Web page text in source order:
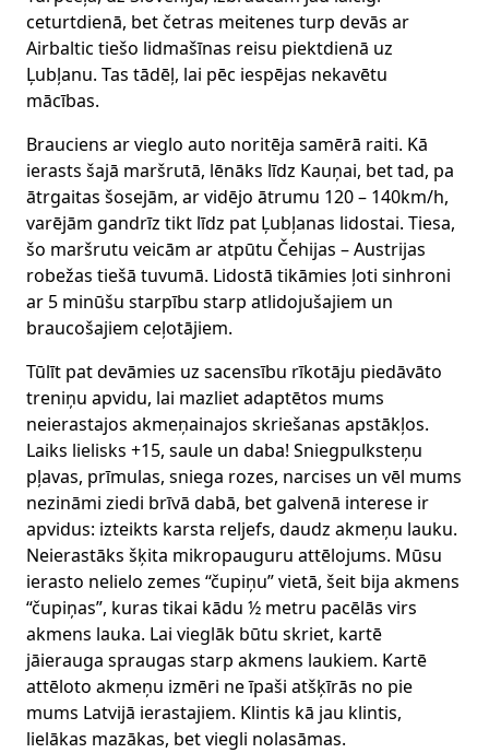
ceturtdienā, bet četras meitenes turp devās ar
Airbaltic tiešo lidmašīnas reisu piektdienā uz
Ļubļanu. Tas tādēļ, lai pēc iespējas nekavētu
mācības.
Brauciens ar vieglo auto noritēja samērā raiti. Kā
ierasts šajā maršrutā, lēnāks līdz Kauņai, bet tad, pa
ātrgaitas šosejām, ar vidējo ātrumu 120 – 140km/h,
varējām gandrīz tikt līdz pat Ļubļanas lidostai. Tiesa,
šo maršrutu veicām ar atpūtu Čehijas – Austrijas
robežas tiešā tuvumā. Lidostā tikāmies ļoti sinhroni
ar 5 minūšu starpību starp atlidojušajiem un
braucošajiem ceļotājiem.
Tūlīt pat devāmies uz sacensību rīkotāju piedāvāto
treniņu apvidu, lai mazliet adaptētos mums
neierastajos akmeņainajos skriešanas apstākļos.
Laiks lielisks +15, saule un daba! Sniegpulksteņu
pļavas, prīmulas, sniega rozes, narcises un vēl mums
nezināmi ziedi brīvā dabā, bet galvenā interese ir
apvidus: izteikts karsta reljefs, daudz akmeņu lauku.
Neierastāks šķita mikropauguru attēlojums. Mūsu
ierasto nelielo zemes “čupiņu” vietā, šeit bija akmens
“čupiņas”, kuras tikai kādu ½ metru pacēlās virs
akmens lauka. Lai vieglāk būtu skriet, kartē
jāierauga spraugas starp akmens laukiem. Kartē
attēloto akmeņu izmēri ne īpaši atšķīrās no pie
mums Latvijā ierastajiem. Klintis kā jau klintis,
lielākas mazākas, bet viegli nolasāmas.